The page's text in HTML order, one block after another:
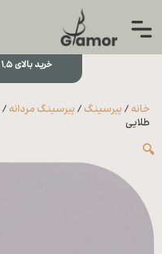
جستجو...
مجله
خرید بالای ۱,۵ میلیون = ارسال رایگان!
خانه / پیرسینگ / پیرسینگ مردانه /
طلایی
🔍